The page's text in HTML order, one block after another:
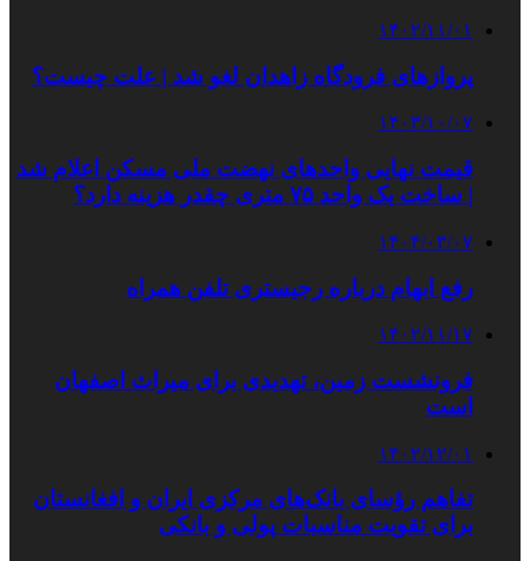
۱۴۰۲/۱۱/۰۱
پروازهای فرودگاه زاهدان لغو شد | علت چیست؟
۱۴۰۳/۱۰/۰۷
قیمت نهایی واحدهای نهضت ملی مسکن اعلام شد
| ساخت یک واحد ۷۵ متری چقدر هزینه دارد؟
۱۴۰۴/۰۳/۰۷
رفع ابهام درباره رجیستری تلفن همراه
۱۴۰۲/۱۱/۱۷
فرونشست‌ زمین، تهدیدی برای میراث اصفهان
است
۱۴۰۲/۱۲/۰۱
تفاهم رؤسای‌ بانک‌های مرکزی ایران و افغانستان
برای تقویت مناسبات پولی و بانکی